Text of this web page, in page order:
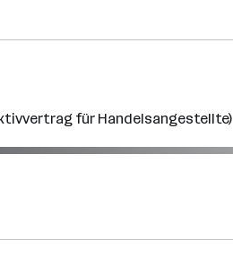
für Handelsangestellte)